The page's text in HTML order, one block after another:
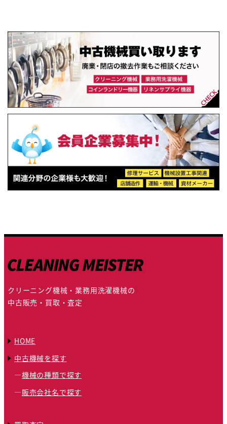
クリーニング機械・業務用洗濯機械の
中古販売・買取・査定
HOME
中古機械を探す
機械の種類で探す
販売会社名で探す